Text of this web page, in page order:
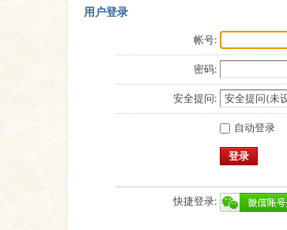
用户登录
帐号:
密码:
安全提问:
自动登录
登录
快捷登录: